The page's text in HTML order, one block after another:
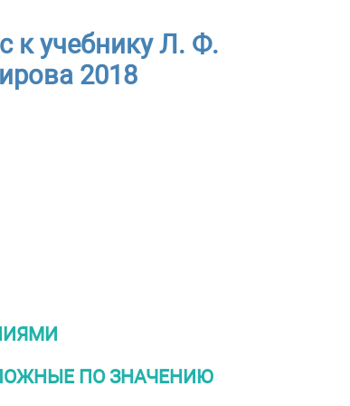
к учебнику Л. Ф.
2018
ПО ЗНАЧЕНИЮ